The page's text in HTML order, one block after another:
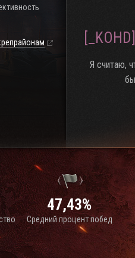
[_KOHD]
Я считаю,
47,43%
Средний процент побед